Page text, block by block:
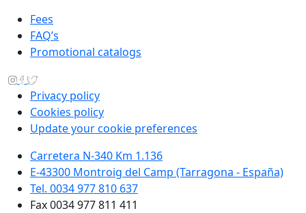
Fees
FAQ’s
Promotional catalogs
Privacy policy
Cookies policy
Update your cookie preferences
Carretera N-340 Km 1.136
E-43300 Montroig del Camp (Tarragona - España)
Tel. 0034 977 810 637
Fax 0034 977 811 411